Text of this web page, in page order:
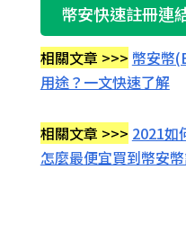
幣安快速註冊連
相關文章 >>> 幣安幣
用途？一文快速了解
相關文章 >>> 2021如
怎麼最便宜買到幣安